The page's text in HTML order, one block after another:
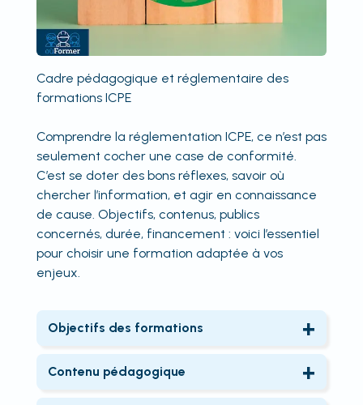
Cadre pédagogique et réglementaire des
formations ICPE
Comprendre la réglementation ICPE, ce n’est pas
seulement cocher une case de conformité.
C’est se doter des bons réflexes, savoir où
chercher l’information, et agir en connaissance
de cause. Objectifs, contenus, publics
concernés, durée, financement : voici l’essentiel
pour choisir une formation adaptée à vos
enjeux.
Objectifs des formations
permettre aux professionnels de
Contenu pédagogique